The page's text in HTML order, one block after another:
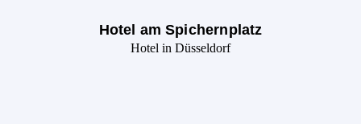
Hotel am Spichernplatz
Hotel in Düsseldorf